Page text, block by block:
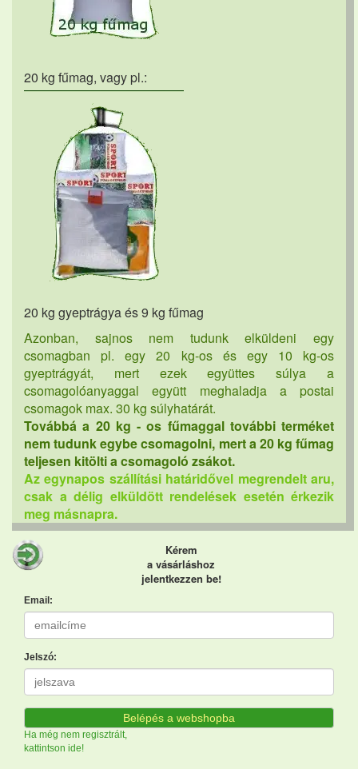
20 kg fűmag, vagy pl.:
20 kg gyeptrágya és 9 kg fűmag
Azonban, sajnos nem tudunk elküldeni egy
csomagban pl. egy 20 kg-os és egy 10 kg-os
gyeptrágyát, mert ezek együttes súlya a
csomagolóanyaggal együtt meghaladja a postai
csomagok max. 30 kg súlyhatárát.
Továbbá a 20 kg - os fűmaggal további terméket
nem tudunk egybe csomagolni, mert a 20 kg fűmag
teljesen kitölti a csomagoló zsákot.
Az egynapos szállítási határidővel megrendelt aru,
csak a délig elküldött rendelések esetén érkezik
meg másnapra.
Kérem
a vásárláshoz
jelentkezzen be!
Email:
Jelszó:
Belépés a webshopba
Ha még nem regisztrált,
kattintson ide!